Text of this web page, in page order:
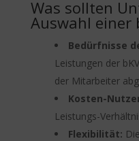
Was sollten
Auswahl einer
Bedürfnisse
Leistungen der
der Mitarbeiter
Kosten-
Leistungs-
Flexibilität: